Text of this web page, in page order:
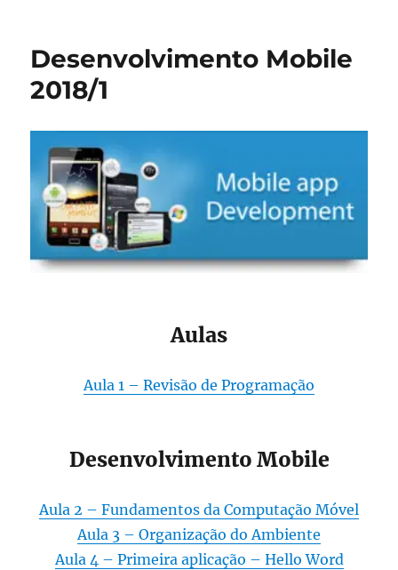
1
Desenvolvimento Mobile
2018/1
Aulas
Aula 1 – Revisão de Programação
Desenvolvimento Mobile
Aula 2 – Fundamentos da Computação Móvel
Aula 3 – Organização do Ambiente
Aula 4 – Primeira aplicação – Hello Word